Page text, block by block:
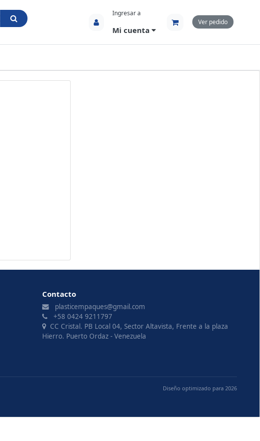
Ingresar a
Mi cuenta
Ver pedido
Contacto
plasticempaques@gmail.com
+58 0424 9211797
CC Cristal. PB Local 04, Sector Altavista, Frente a la plaza
Hierro. Puerto Ordaz - Venezuela
Diseño optimizado para 2026